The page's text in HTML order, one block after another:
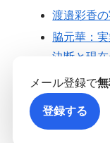
渡邉彩香
脇元華：
決断と現
カテゴリー:あ
伊藤愛華
トップ合
メール登録で
登録する